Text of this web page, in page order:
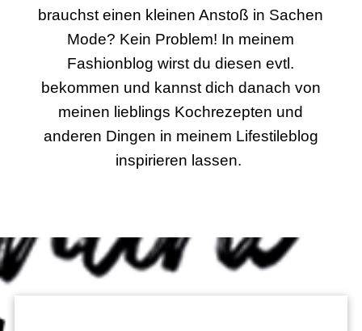
brauchst einen kleinen Anstoß in Sachen
Mode? Kein Problem! In meinem
Fashionblog wirst du diesen evtl.
bekommen und kannst dich danach von
meinen lieblings Kochrezepten und
anderen Dingen in meinem Lifestileblog
inspirieren lassen.